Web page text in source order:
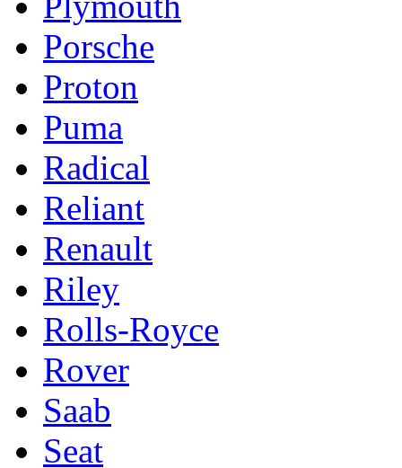
Porsche
Proton
Puma
Radical
Reliant
Renault
Riley
Rolls-Royce
Rover
Saab
Seat